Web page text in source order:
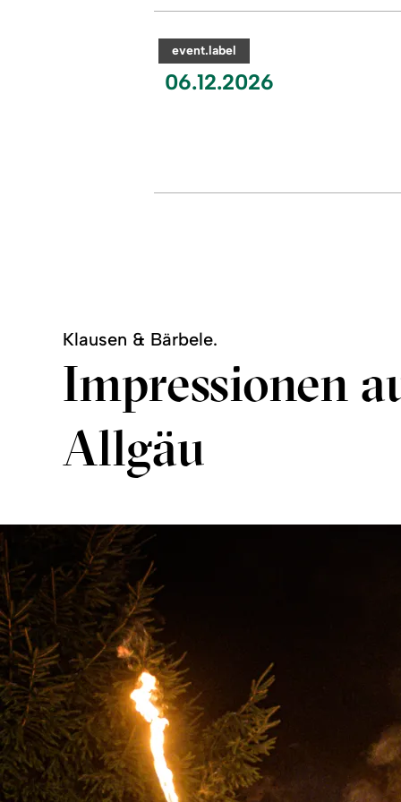
category:
event.label
event.nextDate:
06.12.2026
Obermaiselstein
Klausen & Bärbele.
Impressionen
Allgäu